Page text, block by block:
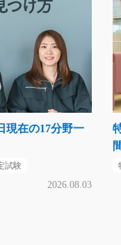
現在の17分野一
試験
2026.08.03